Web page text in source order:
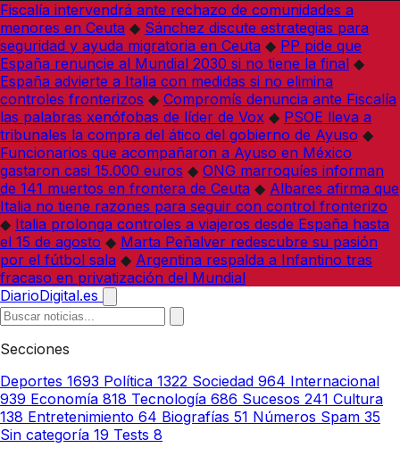
Fiscalía intervendrá ante rechazo de comunidades a
menores en Ceuta ◆ Sánchez discute estrategias para
seguridad y ayuda migratoria en Ceuta ◆ PP pide que
España renuncie al Mundial 2030 si no tiene la final ◆
España advierte a Italia con medidas si no elimina
controles fronterizos ◆ Compromís denuncia ante Fiscalía
las palabras xenófobas de líder de Vox ◆ PSOE lleva a
tribunales la compra del ático del gobierno de Ayuso ◆
Funcionarios que acompañaron a Ayuso en México
gastaron casi 15.000 euros ◆ ONG marroquíes informan
de 141 muertos en frontera de Ceuta ◆ Albares afirma que
Italia no tiene razones para seguir con control fronterizo
◆ Italia prolonga controles a viajeros desde España hasta
el 15 de agosto ◆ Marta Peñalver redescubre su pasión
por el fútbol sala ◆ Argentina respalda a Infantino tras
fracaso en privatización del Mundial
DiarioDigital.es
Secciones
Deportes 1693 Política 1322 Sociedad 964 Internacional
939 Economía 818 Tecnología 686 Sucesos 241 Cultura
138 Entretenimiento 64 Biografías 51 Números Spam 35
Sin categoría 19 Tests 8